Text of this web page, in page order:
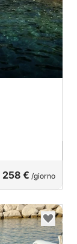
258 € /giorno